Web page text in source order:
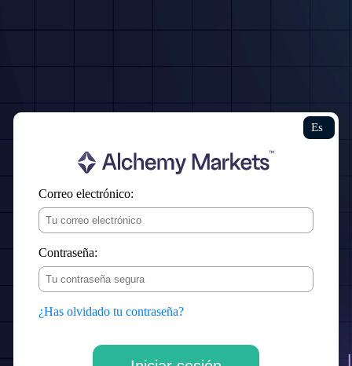
Es
Correo electrónico:
Contraseña:
¿Has olvidado tu contraseña?